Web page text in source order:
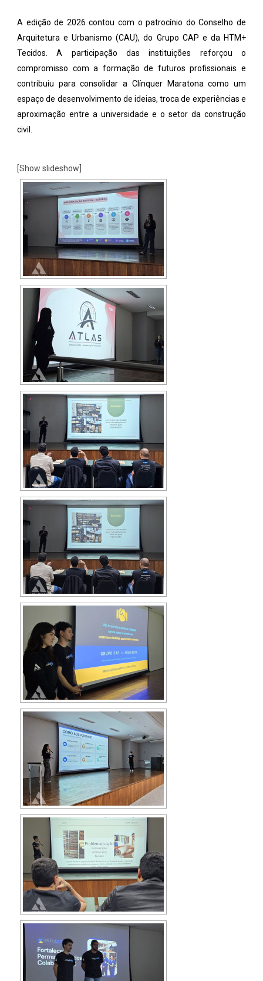
A edição de 2026 contou com o patrocínio do Conselho de
Arquitetura e Urbanismo (CAU), do Grupo CAP e da HTM+
Tecidos. A participação das instituições reforçou o
compromisso com a formação de futuros profissionais e
contribuiu para consolidar a Clínquer Maratona como um
espaço de desenvolvimento de ideias, troca de experiências e
aproximação entre a universidade e o setor da construção
civil.
[Show slideshow]